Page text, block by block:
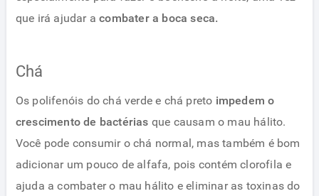
que irá ajudar acombater a boca seca.
Chá
Os polifenóis do chá verde e chá preto impedem o
crescimento de bactérias que causam o mau hálito.
Você pode consumir o chá normal, mas também é bom
adicionar um pouco de alfafa, pois contém clorofila e
ajuda a combater o mau hálito e eliminar as toxinas do